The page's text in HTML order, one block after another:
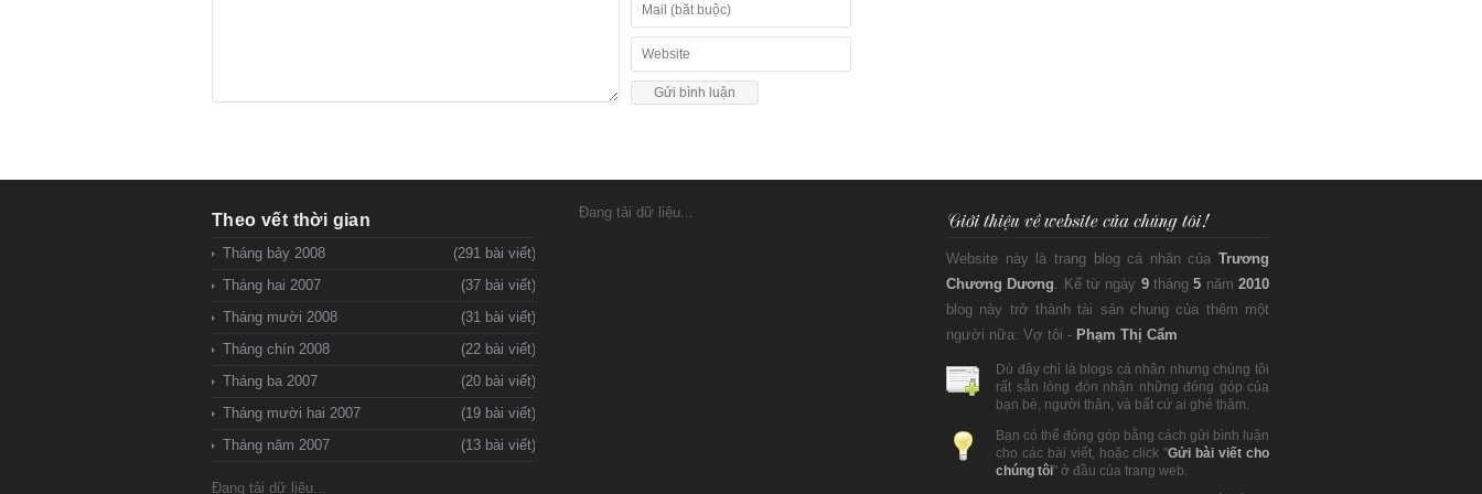
Theo vết thời gian
Tháng bảy 2008
(291 bài viết)
Tháng hai 2007
(37 bài viết)
Tháng mười 2008
(31 bài viết)
Tháng chín 2008
(22 bài viết)
Tháng ba 2007
(20 bài viết)
Tháng mười hai 2007
(19 bài viết)
Tháng năm 2007
(13 bài viết)
Đang tải dữ liệu...
Đang tải dữ liệu...
Website này là trang blog cá nhân của Trương
Chương Dương . Kể từ ngày 9tháng5 năm2010
blog này trở thành tài sản chung của thêm một
người nữa: Vợ tôi - Phạm Thị Cẩm
Dù đây chỉ là blogs cá nhân nhưng chúng tôi
rất sẵn lòng đón nhận những đóng góp của
bạn bè, người thân, và bất cứ ai ghé thăm.
Bạn có thể đóng góp bằng cách gửi bình luận
cho các bài viết, hoặc click "Gửi bài viết cho
chúng tôi" ở đầu của trang web.